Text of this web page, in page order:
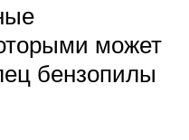
может
бензопилы